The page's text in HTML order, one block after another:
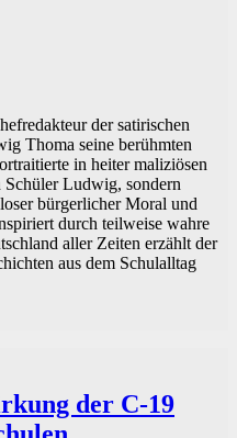
der satirischen
Thoma seine berühmten
in heiter maliziösen
Schüler Ludwig, sondern
bürgerlicher Moral und
durch teilweise wahre
aller Zeiten erzählt der
aus dem Schulalltag
der C-19